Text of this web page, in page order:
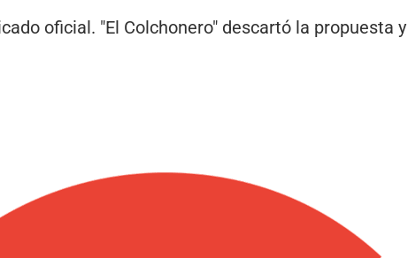
oficial. "El Colchonero" descartó la propuesta